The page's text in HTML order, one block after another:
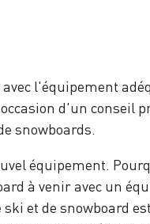
l'équipement
d'un conseil
snowboards.
équipement.
à venir avec un
ski et de snowboard